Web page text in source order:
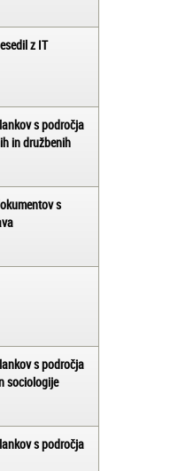
z IT
s področja
in družbenih
s
s področja
sociologije
s področja